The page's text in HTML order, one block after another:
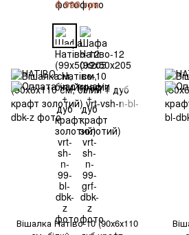
6 990 грн
Вішалка Натіво-10 (90х6х110